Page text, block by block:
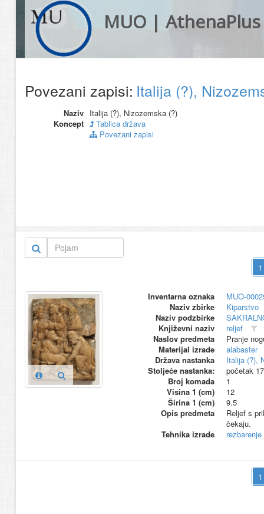
MUO | AthenaPlus
Povezani zapisi: Italija (?),
Naziv Italija (?), Nizozemska (?)
Koncept
Tablica država
Povezani zapisi
Inventarna oznaka
MUO-
Naziv zbirke
Kiparstvo
Naziv podzbirke
Književni naziv
reljef
Naslov predmeta
Pranje
Materijal izrade
alabaster
Država nastanka
Italija (?),
Stoljeće nastanka:
početak 17
Broj komada
1
Visina 1 (cm)
12
Širina 1 (cm)
9.5
Opis predmeta
Reljef s
čekaju.
Tehnika izrade
rezbarenje